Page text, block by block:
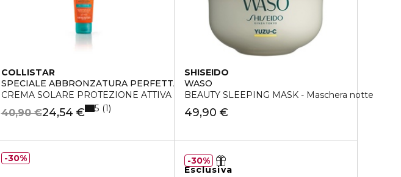
COLLISTAR
SPECIALE ABBRONZATURA PERFETTA
CREMA SOLARE PROTEZIONE ATTIVA VISO-CORPO SPF 50+
24,54 €
40,90 € 5 1
SHISEIDO
WASO
BEAUTY SLEEPING MASK - Maschera notte
49,90 €
30%
Esclusiva
30%